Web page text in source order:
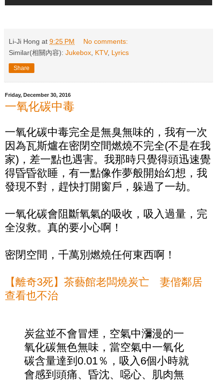
Li-Ji Hong at 9:25 PM
No comments:
Similar(相關內容): Jukebox KTV, Lyrics
Share
Friday, December 30, 2016
一氧化碳中毒
一氧化碳中毒完全是無臭無味的，我有一次
因為瓦斯爐在密閉空間燃燒不完全(不是在我
家)，差一點也遇害。我那時只覺得頭迅速覺
得昏昏欲睡，有一點像作夢般開始幻想，我
發現不對，趕快打開窗戶，躲過了一劫。
一氧化碳會阻斷氧氣的吸收，吸入過量，完
全沒救。真的要小心啊！
密閉空間，千萬別燃燒任何東西啊！
【離奇3死】茶藝館老闆燒炭亡 妻偕鄰居
查看也不治
炭盆並不會冒煙，空氣中瀰漫的一
氧化碳無色無味，當空氣中一氧化
碳含量達到0.01％，吸入6個小時就
會感到頭痛、昏沈、噁心、肌肉無